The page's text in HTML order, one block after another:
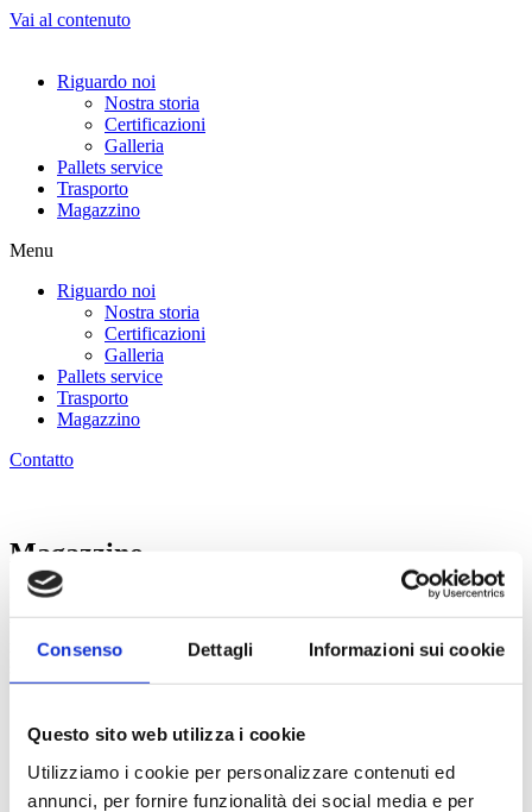
Consenso Dettagli Informazioni sui cookie
Questo sito web utilizza i cookie
Utilizziamo i cookie per personalizzare contenuti ed
annunci, per fornire funzionalità dei social media e per
Vai al contenuto
Riguardo noi
Nostra storia
Certificazioni
Galleria
Pallets service
Trasporto
Magazzino
Menu
Riguardo noi
Nostra storia
Certificazioni
Galleria
Pallets service
Trasporto
Magazzino
Contatto
Magazzino
Il nostro magazzino coperto a Stabio si trova in un punto strategico
vicino alla dogana Italiana ed è dotato di tutte le attrezzature
necessarie per il carico, lo scarico, la movimentazione e lo
alla gestione dei depositi.